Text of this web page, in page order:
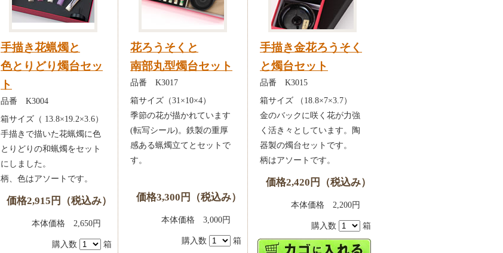
手描き花蝋燭と
色とりどり燭台セッ
ト
品番 K3004
箱サイズ（ 13.8×19.2×3.6）
手描きで描いた花蝋燭に色
とりどりの和蝋燭をセット
にしました。
柄、色はアソートです。
価格2,915円（税込み）
本体価格 2,650円
購入数 箱
花ろうそくと
南部丸型燭台セット
品番 K3017
箱サイズ（31×10×4）
季節の花が描かれています
(転写シール)。鉄製の重厚
感ある蝋燭立てとセットで
す。
価格3,300円（税込み）
本体価格 3,000円
購入数 箱
手描き金花ろうそく
と燭台セット
品番 K3015
箱サイズ （18.8×7×3.7）
金のバックに咲く花が力強
く活き々としています。陶
器製の燭台セットです。
柄はアソートです。
価格2,420円（税込み）
本体価格 2,200円
購入数 箱